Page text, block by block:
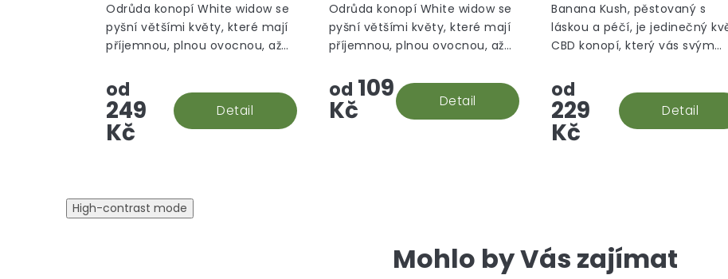
hvězdiček.
od
249
Kč
Detail
Odrůda konopí White widow se
pyšní většími květy, které mají
příjemnou, plnou ovocnou, až
výhodné verzi malé paličky!
hvězdiček.
od 109
Kč Detail
Odrůda konopí White widow se
pyšní většími květy, které mají
příjemnou, plnou ovocnou, až
od
229
Kč
Detail
Banana Kush, pěstovaný s
láskou a péčí, je jedinečný
CBD konopí, který vás svým
oázy.
High-contrast mode
Mohlo by Vás zajímat